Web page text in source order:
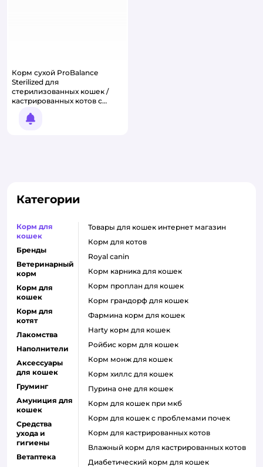
Корм сухой ProBalance
Sterilized для
стерилизованных кошек /
кастрированных котов с
Уведомить о появлении
Категории
Корм для
кошек
Бренды
Ветеринарный
корм
Корм для
кошек
Корм для
котят
Лакомства
Наполнители
Аксессуары
для кошек
Груминг
Амуниция для
кошек
Средства
ухода и
гигиены
Ветаптека
товары для кошек интернет магазин
корм для котов
royal canin
корм карника для кошек
корм проплан для кошек
корм грандорф для кошек
фармина корм для кошек
harty корм для кошек
ройбис корм для кошек
корм монж для кошек
корм хиллс для кошек
пурина оне для кошек
корм для кошек при мкб
корм для кошек с проблемами почек
Корм для кастрированных котов
влажный корм для кастрированных котов
диабетический корм для кошек